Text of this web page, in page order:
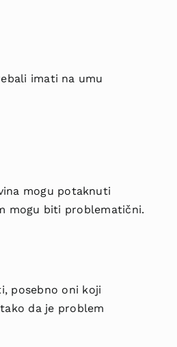
imati na umu
mogu potaknuti
mogu biti problematični.
posebno oni koji
da je problem